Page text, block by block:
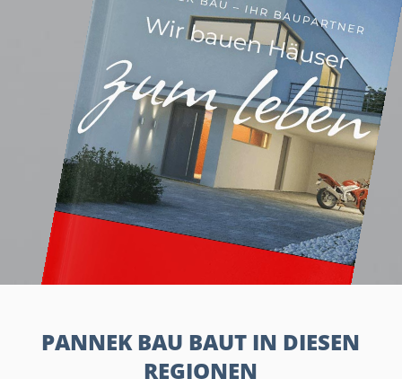
PANNEK BAU BAUT IN DIESEN
REGIONEN